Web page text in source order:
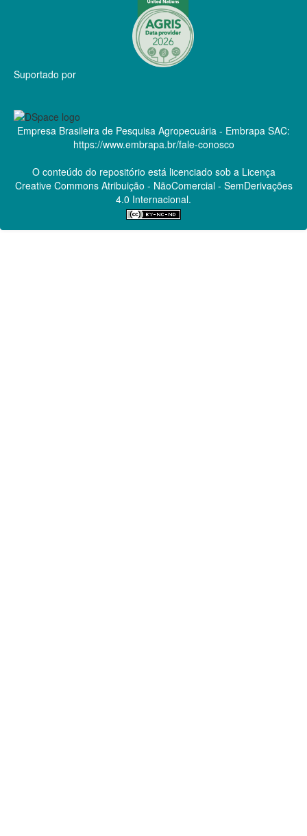
Suportado por
Empresa Brasileira de Pesquisa Agropecuária - Embrapa SAC:
https://www.embrapa.br/fale-conosco
O conteúdo do repositório está licenciado sob a Licença
Creative CommonsAtribuição - NãoComercial - SemDerivações
4.0 Internacional.